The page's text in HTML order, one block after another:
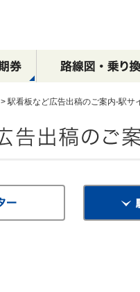
新高島駅
乗車券の種類
停車駅・所要時間の
沿線周辺おすすめ
駅構内における
> 駅看板など広告出稿のご案内-駅サ